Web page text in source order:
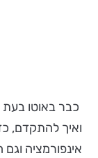
כבר באוטו
ואיך להתקדם,
אינפורמציה